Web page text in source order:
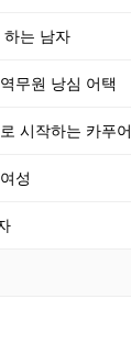
하는 남자
무원 낭심 어택
시작하는 카푸어
성